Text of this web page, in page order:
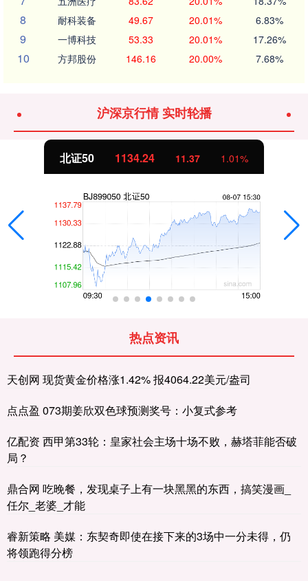
8 耐科装备 49.67 20.01% 6.83%
9 一博科技 53.33 20.01% 17.26%
10 方邦股份 146.16 20.00% 7.68%
沪深京行情 实时轮播
北证50 1134.24 11.37 1.01%
热点资讯
天创网 现货黄金价格涨1.42% 报4064.22美元/盎司
点点盈 073期姜欣双色球预测奖号：小复式参考
亿配资 西甲第33轮：皇家社会主场十场不败，赫塔菲能否破
局？
鼎合网 吃晚餐，发现桌子上有一块黑黑的东西，搞笑漫画_
任尔_老婆_才能
睿新策略 美媒：东契奇即使在接下来的3场中一分未得，仍
将领跑得分榜